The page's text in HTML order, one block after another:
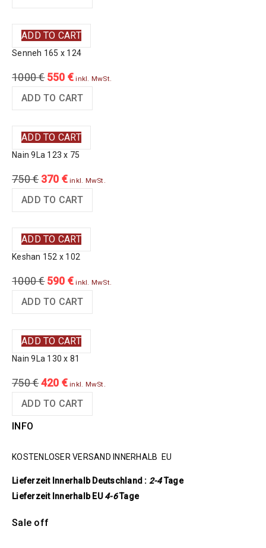
ADD TO CART
Senneh 165 x 124
1000€ 550 € inkl. MwSt.
ADD TO CART
ADD TO CART
Nain 9La 123 x 75
750€ 370 € inkl. MwSt.
ADD TO CART
ADD TO CART
Keshan 152 x 102
1000€ 590 € inkl. MwSt.
ADD TO CART
ADD TO CART
Nain 9La 130 x 81
750€420 € inkl. MwSt.
ADD TO CART
INFO
KOSTENLOSER VERSAND INNERHALB EU
Lieferzeit Innerhalb Deutschland : 2-4Tage
Lieferzeit Innerhalb EU4-6Tage
Sale off